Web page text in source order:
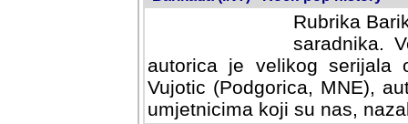
Rubrika
saradnika.
autorica je velikog serijala
Vujotic (Podgorica, MNE),
umjetnicima koji su nas,